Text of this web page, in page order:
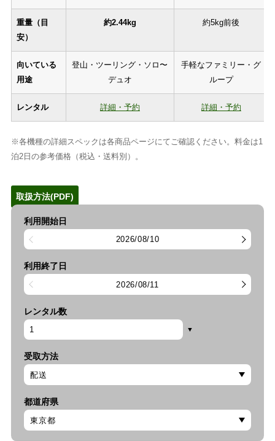
重量（目
安）
約2.44kg 約5kg前後
向いている
用途
登山・ツーリング・ソロ〜
デュオ
手軽なファミリー・グ
ループ
レンタル 詳細・予約 詳細・予約
※各機種の詳細スペックは各商品ページにてご確認ください。料金は1
泊2日の参考価格（税込・送料別）。
取扱方法(PDF)
利用開始日
2026/08/10
利用終了日
2026/08/11
レンタル数
受取方法
都道府県